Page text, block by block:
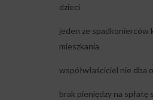
dzieci
jeden ze spadkonierców
mieszkania
współwłaściciel nie dba
brak pieniędzy na spłatę